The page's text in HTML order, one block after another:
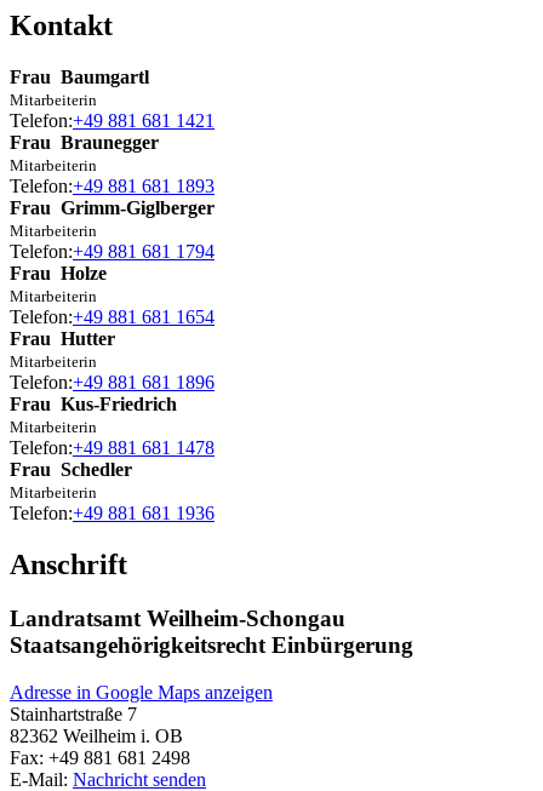
Kontakt
Frau Baumgartl
Mitarbeiterin
Telefon:+49 881 681 1421
Frau Braunegger
Mitarbeiterin
Telefon:+49 881 681 1893
Frau Grimm-Giglberger
Mitarbeiterin
Telefon:+49 881 681 1794
Frau Holze
Mitarbeiterin
Telefon:+49 881 681 1654
Frau Hutter
Mitarbeiterin
Telefon:+49 881 681 1896
Frau Kus-Friedrich
Mitarbeiterin
Telefon:+49 881 681 1478
Frau Schedler
Mitarbeiterin
Telefon:+49 881 681 1936
Anschrift
Landratsamt Weilheim-Schongau
Staatsangehörigkeitsrecht Einbürgerung
Adresse in Google Maps anzeigen
Stainhartstraße 7
82362 Weilheim i. OB
Fax: +49 881 681 2498
E-Mail: Nachricht senden